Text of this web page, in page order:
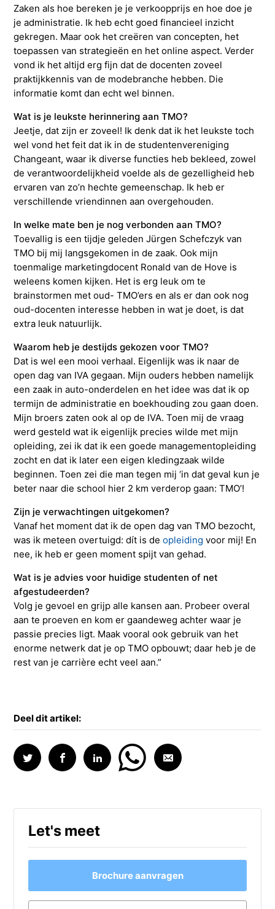
Zaken als hoe bereken je je verkoopprijs en hoe doe je
je administratie. Ik heb echt goed financieel inzicht
gekregen. Maar ook het creëren van concepten, het
toepassen van strategieën en het online aspect. Verder
vond ik het altijd erg fijn dat de docenten zoveel
praktijkkennis van de modebranche hebben. Die
informatie komt dan echt wel binnen.
Wat is je leukste herinnering aan TMO?
Jeetje, dat zijn er zoveel! Ik denk dat ik het leukste toch
wel vond het feit dat ik in de studentenvereniging
Changeant, waar ik diverse functies heb bekleed, zowel
de verantwoordelijkheid voelde als de gezelligheid heb
ervaren van zo’n hechte gemeenschap. Ik heb er
verschillende vriendinnen aan overgehouden.
In welke mate ben je nog verbonden aan TMO?
Toevallig is een tijdje geleden Jürgen Schefczyk van
TMO bij mij langsgekomen in de zaak. Ook mijn
toenmalige marketingdocent Ronald van de Hove is
weleens komen kijken. Het is erg leuk om te
brainstormen met oud- TMO’ers en als er dan ook nog
oud-docenten interesse hebben in wat je doet, is dat
extra leuk natuurlijk.
Waarom heb je destijds gekozen voor TMO?
Dat is wel een mooi verhaal. Eigenlijk was ik naar de
open dag van IVA gegaan. Mijn ouders hebben namelijk
een zaak in auto-onderdelen en het idee was dat ik op
termijn de administratie en boekhouding zou gaan doen.
Mijn broers zaten ook al op de IVA. Toen mij de vraag
werd gesteld wat ik eigenlijk precies wilde met mijn
opleiding, zei ik dat ik een goede managementopleiding
zocht en dat ik later een eigen kledingzaak wilde
beginnen. Toen zei die man tegen mij ‘in dat geval kun je
beter naar die school hier 2 km verderop gaan: TMO’!
Zijn je verwachtingen uitgekomen?
Vanaf het moment dat ik de open dag van TMO bezocht,
was ik meteen overtuigd: dít is deopleiding voor mij! En
nee, ik heb er geen moment spijt van gehad.
Wat is je advies voor huidige studenten of net
afgestudeerden?
Volg je gevoel en grijp alle kansen aan. Probeer overal
aan te proeven en kom er gaandeweg achter waar je
passie precies ligt. Maak vooral ook gebruik van het
enorme netwerk dat je op TMO opbouwt; daar heb je de
rest van je carrière echt veel aan.”
Deel dit artikel:
Let's meet
Brochure aanvragen